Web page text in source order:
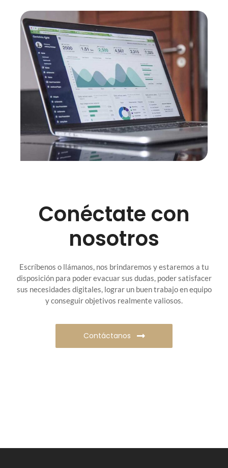
Conéctate con
nosotros
Escríbenos o llámanos, nos brindaremos y estaremos a tu
disposición para poder evacuar sus dudas, poder satisfacer
sus necesidades digitales, lograr un buen trabajo en equipo
y conseguir objetivos realmente valiosos.
Contáctanos